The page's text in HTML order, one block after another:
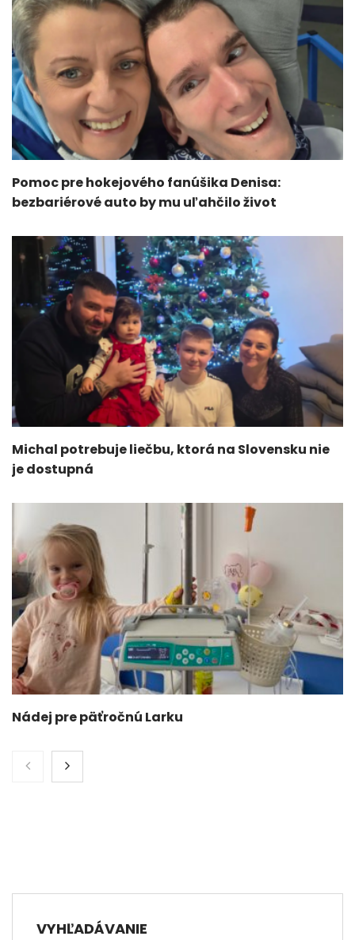
Pomoc pre hokejového fanúšika Denisa:
bezbariérové auto by mu uľahčilo život
Michal potrebuje liečbu, ktorá na Slovensku nie
je dostupná
Nádej pre päťročnú Larku
VYHĽADÁVANIE